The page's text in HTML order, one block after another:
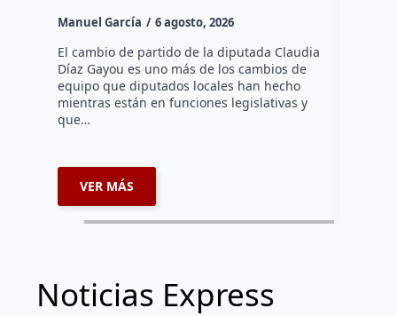
Manuel García 6 agosto, 2026
El cambio de partido de la diputada Claudia
Díaz Gayou es uno más de los cambios de
equipo que diputados locales han hecho
mientras están en funciones legislativas y
que…
VER MÁS
Noticias Express